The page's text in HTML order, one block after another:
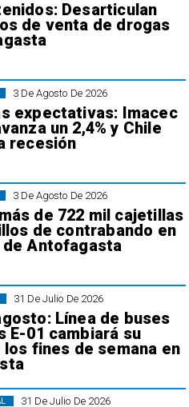
Desarticulan
de venta de drogas
3 De Agosto De 2026
expectativas: Imacec
un 2,4% y Chile
recesión
3 De Agosto De 2026
de 722 mil cajetillas
de contrabando en
de Antofagasta
31 De Julio De 2026
Línea de buses
E-01 cambiará su
fines de semana en
31 De Julio De 2026